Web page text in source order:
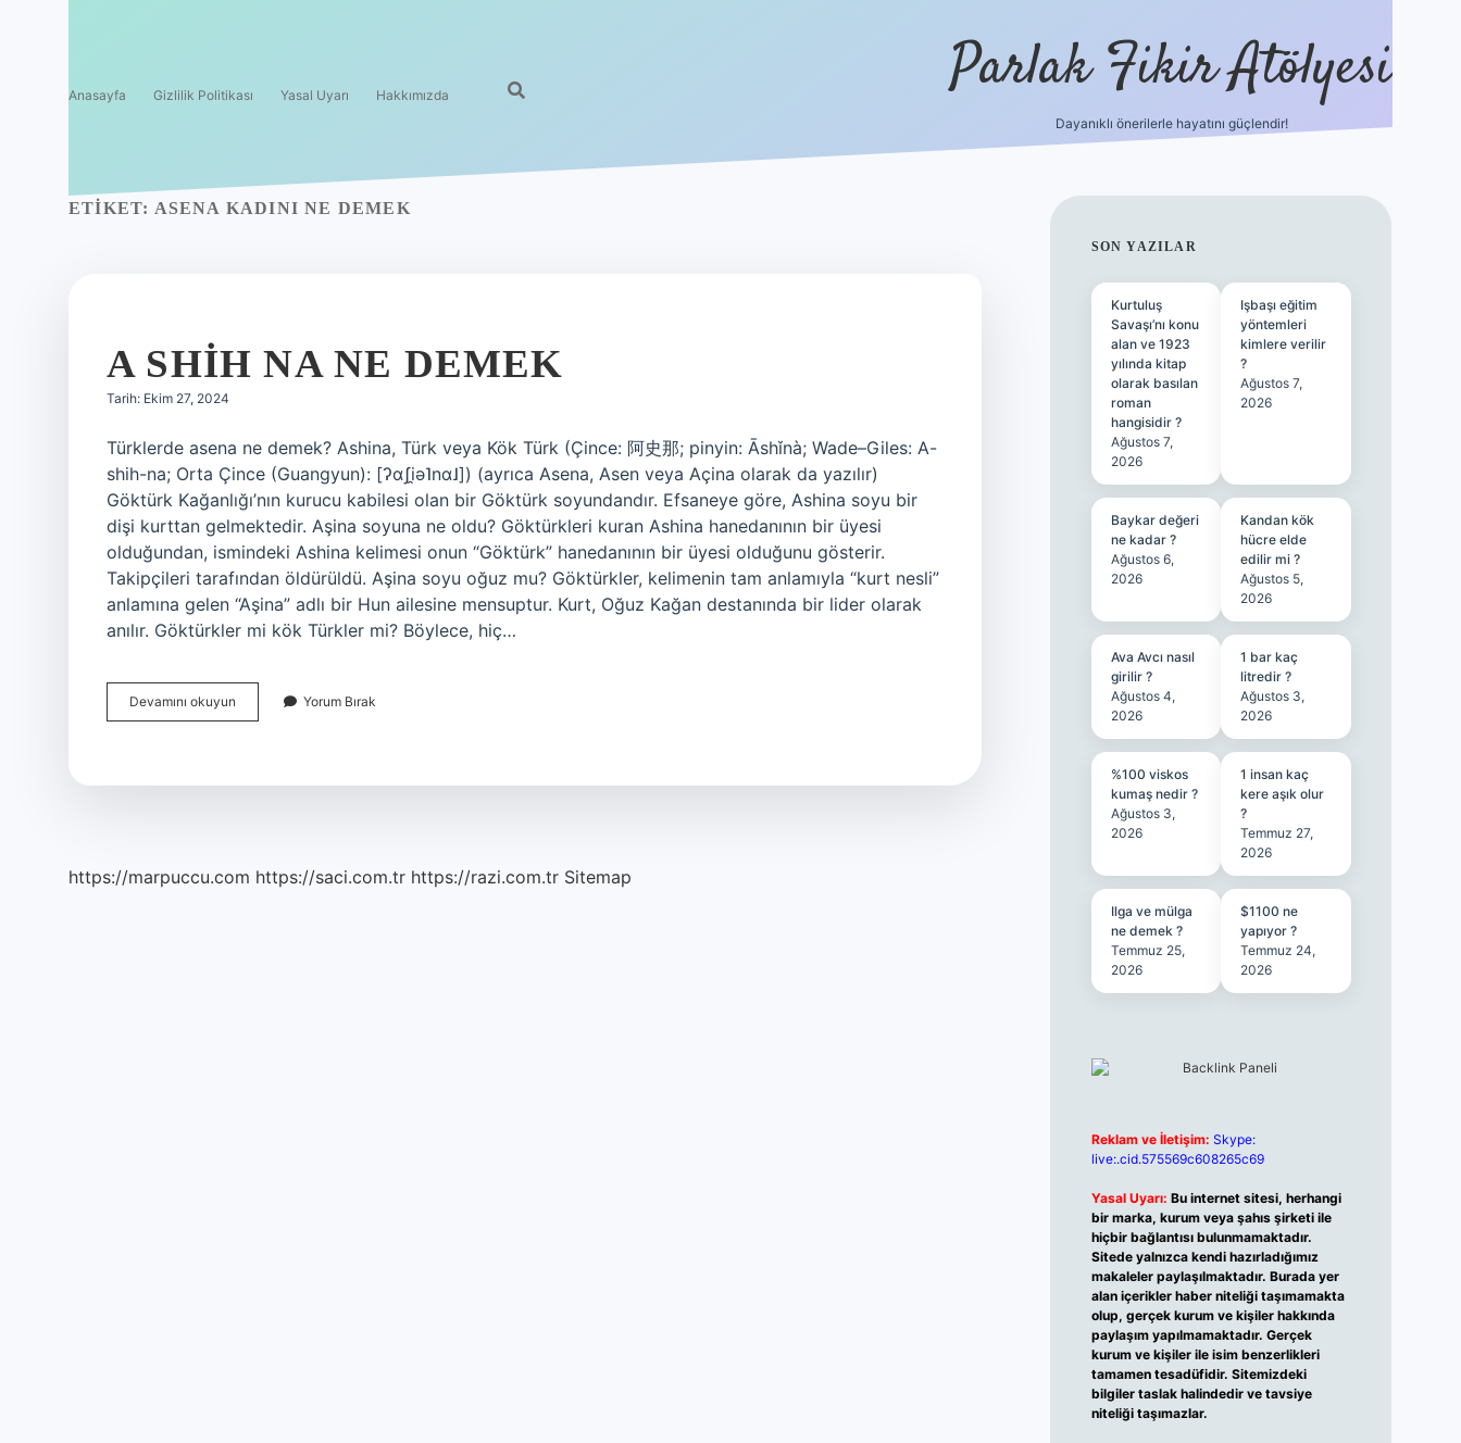
Anasayfa Gizlilik Politikası Yasal Uyarı Hakkımızda Parlak Fikir Atölyesi
Dayanıklı önerilerle hayatını güçlendir!
ETIKET: ASENA KADINI NE DEMEK
A SHIH NA NE DEMEK
Tarih: Ekim 27, 2024
Türklerde asena ne demek? Ashina, Türk veya Kök Türk (Çince: 阿史那; pinyin: Āshǐnà; Wade–Giles: A-
shih-na; Orta Çince (Guangyun): [ʔɑʃi̯ə˥nɑ˩]) (ayrıca Asena, Asen veya Açina olarak da yazılır)
Göktürk Kağanlığı’nın kurucu kabilesi olan bir Göktürk soyundandır. Efsaneye göre, Ashina soyu bir
dişi kurttan gelmektedir. Aşina soyuna ne oldu? Göktürkleri kuran Ashina hanedanının bir üyesi
olduğundan, ismindeki Ashina kelimesi onun “Göktürk” hanedanının bir üyesi olduğunu gösterir.
Takipçileri tarafından öldürüldü. Aşina soyu oğuz mu? Göktürkler, kelimenin tam anlamıyla “kurt nesli”
anlamına gelen “Aşina” adlı bir Hun ailesine mensuptur. Kurt, Oğuz Kağan destanında bir lider olarak
anılır. Göktürkler mi kök Türkler mi? Böylece, hiç…
Devamını okuyun
Shih
Yorum Bırak
https://marpuccu.com https://saci.com.tr https://razi.com.tr Sitemap
SIDEBAR
SON YAZILAR
Kurtuluş
Savaşı’nı konu
alan ve 1923
yılında kitap
olarak basılan
roman
hangisidir ?
Ağustos 7,
2026
Işbaşı eğitim
yöntemleri
kimlere verilir
?
Ağustos 7,
2026
Baykar değeri
ne kadar ?
Ağustos 6,
2026
Kandan kök
hücre elde
edilir mi ?
Ağustos 5,
2026
Ava Avcı nasıl
girilir ?
Ağustos 4,
2026
1 bar kaç
litredir ?
Ağustos 3,
2026
%100 viskos
kumaş nedir ?
Ağustos 3,
2026
1 insan kaç
kere aşık olur
?
Temmuz 27,
2026
Ilga ve mülga
ne demek ?
Temmuz 25,
2026
$1100 ne
yapıyor ?
Temmuz 24,
2026
Reklam ve İletişim: Skype:
live:.cid.575569c608265c69
Yasal Uyarı: Bu internet sitesi, herhangi
bir marka, kurum veya şahıs şirketi ile
hiçbir bağlantısı bulunmamaktadır.
Sitede yalnızca kendi hazırladığımız
makaleler paylaşılmaktadır. Burada yer
alan içerikler haber niteliği taşımamakta
olup, gerçek kurum ve kişiler hakkında
paylaşım yapılmamaktadır. Gerçek
kurum ve kişiler ile isim benzerlikleri
tamamen tesadüfidir. Sitemizdeki
bilgiler taslak halindedir ve tavsiye
niteliği taşımazlar.
ilbet casino